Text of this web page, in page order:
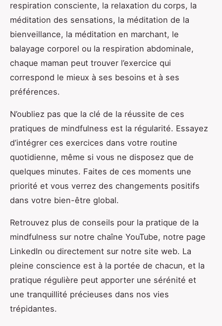
respiration consciente, la relaxation du corps, la
méditation des sensations, la méditation de la
bienveillance, la méditation en marchant, le
balayage corporel ou la respiration abdominale,
chaque maman peut trouver l’exercice qui
correspond le mieux à ses besoins et à ses
préférences.
N’oubliez pas que la clé de la réussite de ces
pratiques de mindfulness est la régularité. Essayez
d’intégrer ces exercices dans votre routine
quotidienne, même si vous ne disposez que de
quelques minutes. Faites de ces moments une
priorité et vous verrez des changements positifs
dans votre bien-être global.
Retrouvez plus de conseils pour la pratique de la
mindfulness sur notre chaîne YouTube, notre page
LinkedIn ou directement sur notre site web. La
pleine conscience est à la portée de chacun, et la
pratique régulière peut apporter une sérénité et
une tranquillité précieuses dans nos vies
trépidantes.